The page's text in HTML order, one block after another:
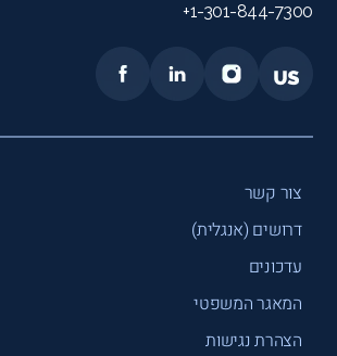
1-301-844-7300+
צור קשר
דרושים (אנגלית)
עדכונים
המאגר המשפטי
הצהרת נגישות